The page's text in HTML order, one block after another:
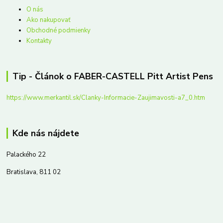
O nás
Ako nakupovať
Obchodné podmienky
Kontakty
Tip - Článok o FABER-CASTELL Pitt Artist Pens
https://www.merkantil.sk/Clanky-Informacie-Zaujimavosti-a7_0.htm
Kde nás nájdete
Palackého 22
Bratislava, 811 02